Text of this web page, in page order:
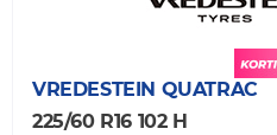
VREDESTEIN QUATRAC
225/60 R16 102 H